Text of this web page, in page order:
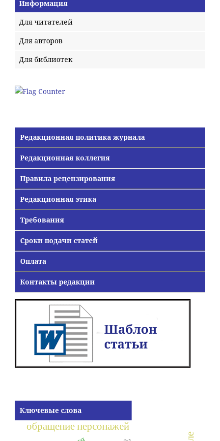
Информация
Для читателей
Для авторов
Для библиотек
Редакционная политика журнала
Редакционная коллегия
Правила рецензирования
Редакционная этика
Требования
Сроки подачи статей
Оплата
Контакты редакции
Ключевые слова
обращение персонажей